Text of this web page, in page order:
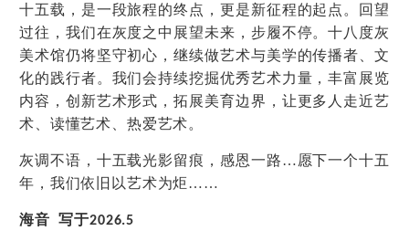
十五载，是一段旅程的终点，更是新征程的起点。回望
过往，我们在灰度之中展望未来，步履不停。十八度灰
美术馆仍将坚守初心，继续做艺术与美学的传播者、文
化的践行者。我们会持续挖掘优秀艺术力量，丰富展览
内容，创新艺术形式，拓展美育边界，让更多人走近艺
术、读懂艺术、热爱艺术。
灰调不语，十五载光影留痕，感恩一路…愿下一个十五
年，我们依旧以艺术为炬……
海音 写于2026.5